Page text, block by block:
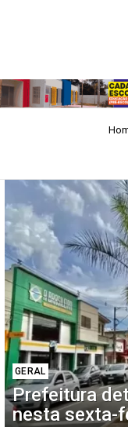
Latest
stories
GERAL
Prefeitura
nesta sexta-